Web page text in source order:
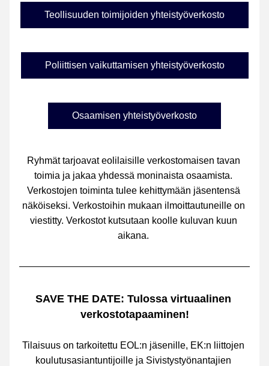
Teollisuuden toimijoiden yhteistyöverkosto
Poliittisen vaikuttamisen yhteistyöverkosto
Osaamisen yhteistyöverkosto
Ryhmät tarjoavat eolilaisille verkostomaisen tavan
toimia ja jakaa yhdessä moninaista osaamista.
Verkostojen toiminta tulee kehittymään jäsentensä
näköiseksi. Verkostoihin mukaan ilmoittautuneille on
viestitty. Verkostot kutsutaan koolle kuluvan kuun
aikana.
SAVE THE DATE: Tulossa virtuaalinen
verkostotapaaminen!
Tilaisuus on tarkoitettu EOL:n jäsenille, EK:n liittojen
koulutusasiantuntijoille ja Sivistystyönantajien